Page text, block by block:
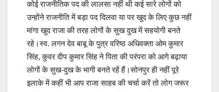
कोई राजनीतिक पद की लालसा नहीं थी कई सारे लोगों को
उन्होंने राजनीति में बड़ा पद दिलवा या पर खुद के लिए कुछ नहीं
मांगा खुद राजा की तरह लोगों के सुख दुख में सहयोगी बनते
रहे।स्व. लगन देव बाबू के पुत्र वरिष्ठ अधिवक्ता ओम कुमार
सिंह, कुवर दीप कुमार सिंह ने पिता की परंपरा को आगे बढ़ाया
लोगों के सुख-दुख के भागी बनते रहें हैं।सोनपुर ही नहीं पूरे
इलाके में कहीं भी आप राजा साहब की चर्चा करें तो लोग जरूर